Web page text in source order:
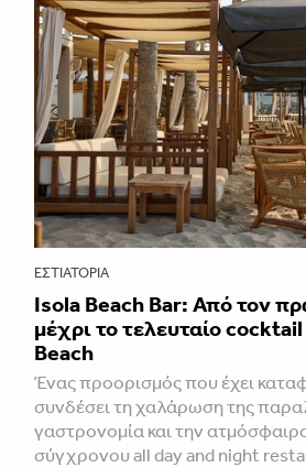
ΕΣΤΙΑΤΌΡΙΑ
Isola Beach Bar: Από τον
μέχρι το τελευταίο
Beach
Ένας προορισμός που έχει
συνδέσει τη χαλάρωση της
γαστρονομία και την
σύγχρονου all day and night